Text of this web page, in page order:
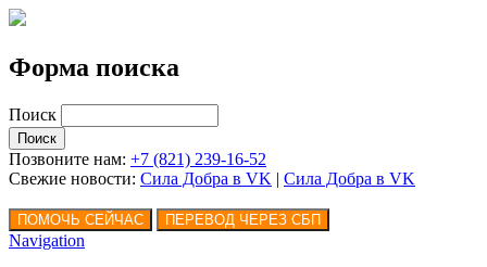
Форма поиска
Поиск
Позвоните нам: +7 (821) 239-16-52
Свежие новости: Сила Добра в VK | Сила Добра в VK
Navigation